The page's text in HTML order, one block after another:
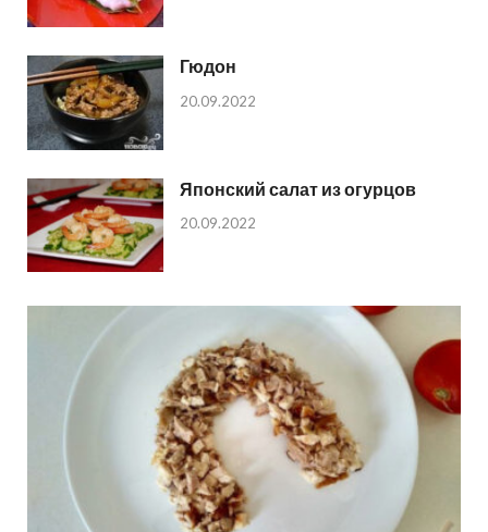
Гюдон
20.09.2022
Японский салат из огурцов
20.09.2022